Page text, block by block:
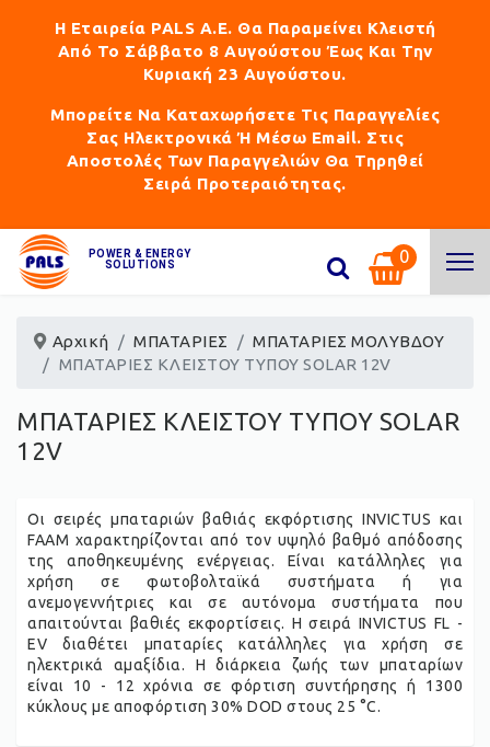
Η Εταιρεία PALS Α.Ε. Θα Παραμείνει Κλειστή
Από Το Σάββατο 8 Αυγούστου Έως Και Την
Κυριακή 23 Αυγούστου.
Μπορείτε Να Καταχωρήσετε Τις Παραγγελίες
Σας Ηλεκτρονικά Ή Μέσω Email. Στις
Αποστολές Των Παραγγελιών Θα Τηρηθεί
Σειρά Προτεραιότητας.
POWER & ENERGY
SOLUTIONS
0
Αρχική ΜΠΑΤΑΡΙΕΣ
ΜΠΑΤΑΡΙΕΣ ΜΟΛΥΒΔΟΥ
ΜΠΑΤΑΡΙΕΣ ΚΛΕΙΣΤΟΥ ΤΥΠΟΥ SOLAR 12V
ΜΠΑΤΑΡΙΕΣ ΚΛΕΙΣΤΟΥ ΤΥΠΟΥ SOLAR
12V
Οι σειρές μπαταριών βαθιάς εκφόρτισης INVICTUS και
FAAM χαρακτηρίζονται από τον υψηλό βαθμό απόδοσης
της αποθηκευμένης ενέργειας. Είναι κατάλληλες για
χρήση σε φωτοβολταϊκά συστήματα ή για
ανεμογεννήτριες και σε αυτόνομα συστήματα που
απαιτούνται βαθιές εκφορτίσεις. Η σειρά INVICTUS FL -
EV διαθέτει μπαταρίες κατάλληλες για χρήση σε
ηλεκτρικά αμαξίδια. Η διάρκεια ζωής των μπαταρίων
είναι 10 - 12 χρόνια σε φόρτιση συντήρησης ή 1300
κύκλους με αποφόρτιση 30% DOD στους 25 °C.